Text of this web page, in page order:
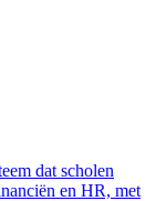
dat scholen
en HR, met